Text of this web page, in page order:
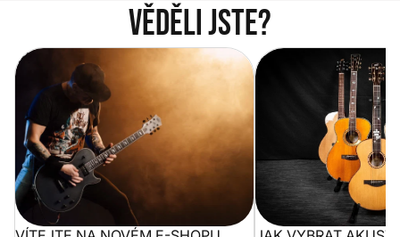
Věděli jste?
Vítejte na novém e-shopu Music
City
Jak vybrat